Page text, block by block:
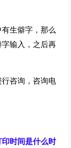
生僻字，那么
输入，之后再
咨询，咨询电
时间是什么时